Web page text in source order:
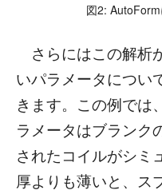
図2:
さらにはこの解析
いパラメータについ
きます。この例では
ラメータはブランク
されたコイルがシミ
厚よりも薄いと、ス